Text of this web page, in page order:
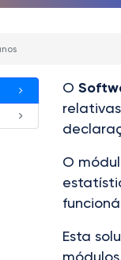
O
O
Esta